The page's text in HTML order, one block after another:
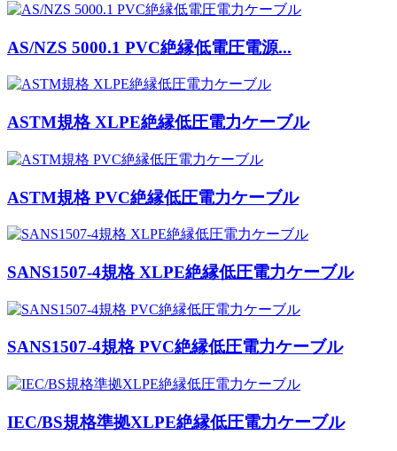
AS/NZS 5000.1 PVC絶縁低電圧電源...
ASTM規格 XLPE絶縁低圧電力ケーブル
ASTM規格 PVC絶縁低圧電力ケーブル
SANS1507-4規格 XLPE絶縁低圧電力ケーブル
SANS1507-4規格 PVC絶縁低圧電力ケーブル
IEC/BS規格準拠XLPE絶縁低圧電力ケーブル